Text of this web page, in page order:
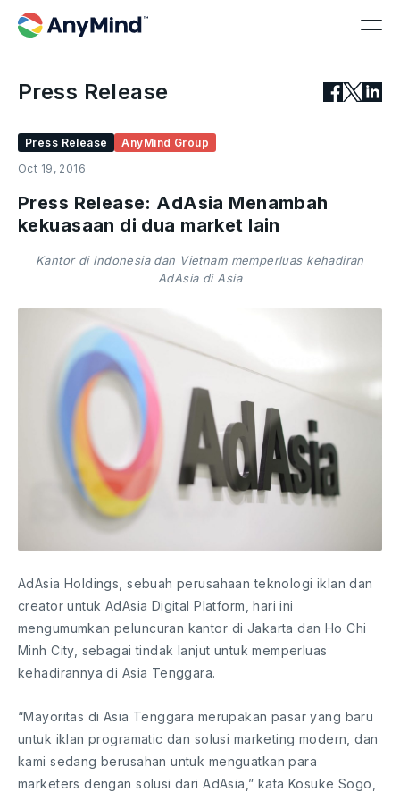
Press Release
Press Release
AnyMind Group
Oct 19, 2016
Press Release: AdAsia Menambah
kekuasaan di dua market lain
Kantor di Indonesia dan Vietnam memperluas kehadiran
AdAsia di Asia
AdAsia Holdings, sebuah perusahaan teknologi iklan dan
creator untuk AdAsia Digital Platform, hari ini
mengumumkan peluncuran kantor di Jakarta dan Ho Chi
Minh City, sebagai tindak lanjut untuk memperluas
kehadirannya di Asia Tenggara.
“Mayoritas di Asia Tenggara merupakan pasar yang baru
untuk iklan programatic dan solusi marketing modern, dan
kami sedang berusahan untuk menguatkan para
marketers dengan solusi dari AdAsia,” kata Kosuke Sogo,